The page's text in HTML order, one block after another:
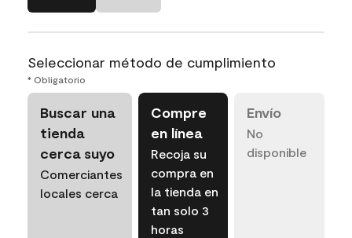
Seleccionar método de cumplimiento
* Obligatorio
Buscar una
tienda
cerca suyo
Comerciantes
locales cerca
Compre
en línea
Recoja su
compra en
la tienda en
tan solo 3
horas
Envío
No
disponible